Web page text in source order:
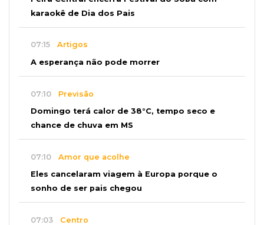
karaokê de Dia dos Pais
07:15 Artigos
A esperança não pode morrer
07:10 Previsão
Domingo terá calor de 38°C, tempo seco e
chance de chuva em MS
07:10 Amor que acolhe
Eles cancelaram viagem à Europa porque o
sonho de ser pais chegou
07:03 Centro